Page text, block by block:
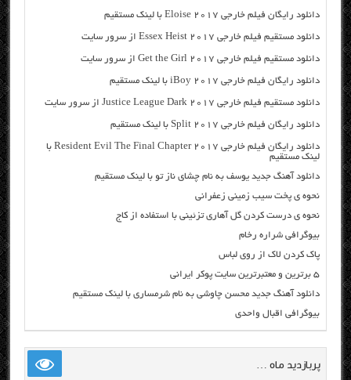
دانلود رایگان فیلم خارجی Eloise 2017 با لینک مستقیم
دانلود مستقیم فیلم خارجی Essex Heist 2017 از سرور سایت
دانلود مستقیم فیلم خارجی Get the Girl 2017 از سرور سایت
دانلود رایگان فیلم خارجی iBoy 2017 با لینک مستقیم
دانلود مستقیم فیلم خارجی Justice League Dark 2017 از سرور سایت
دانلود رایگان فیلم خارجی Split 2017 با لینک مستقیم
دانلود رایگان فیلم خارجی Resident Evil The Final Chapter 2017 با
لینک مستقیم
دانلود آهنگ جدید یوسف به نام چشای ناز تو با لینک مستقیم
نحوه ی پخت سیب زمینی زعفرانی
نحوه ی درست کردن گل آهاری تزئینی با استفاده از کاج
بیوگرافی شراره رخام
پاک کردن لاک از روی لباس
۵ برترین و معتبرترین سایت پوکر ایرانی
دانلود آهنگ جدید محسن چاوشی به نام شرمساری با لینک مستقیم
بیوگرافی اقبال واحدی
پربازدید ماه …